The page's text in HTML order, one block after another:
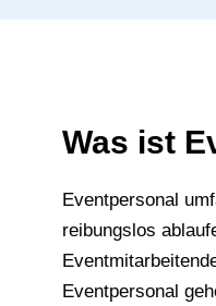
Was ist
Eventpersonal
reibungslos
Eventpersonal